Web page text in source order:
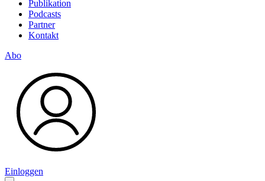
Publikation
Podcasts
Partner
Kontakt
Abo
Einloggen